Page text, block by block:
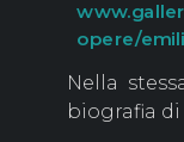
opere/
Nella
biografia di